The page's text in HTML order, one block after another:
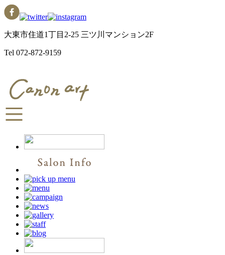
大東市住道1丁目2-25 三ツ川マンション2F
Tel 072-872-9159